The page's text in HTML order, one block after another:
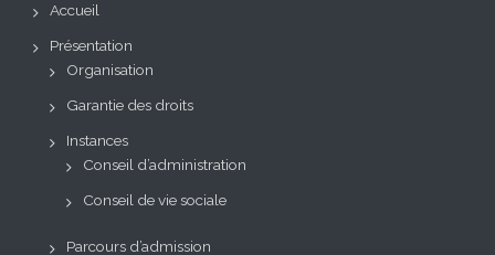
Accueil
Présentation
Organisation
Garantie des droits
Instances
Conseil d’administration
Conseil de vie sociale
Parcours d’admission